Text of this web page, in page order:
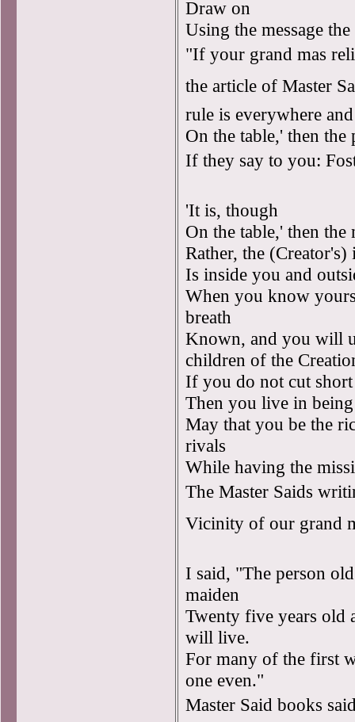
Draw on
Using the message
"If your grand mas
the article of Master
rule is everywhere
On the table,' then
If they say to you:
'It is, though
On the table,' then
Rather, the
Is inside you and
When you know
breath
Known, and you will
children of the
If you do not cut
Then you live in
May that you be the
rivals
While having the
The Master Saids
Vicinity of our grand
I said, "The person
maiden
Twenty five years old
will live.
For many of the first
one even."
Master Said books